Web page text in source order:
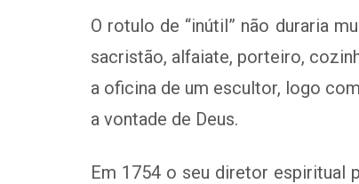
O rotulo de “inútil” não duraria
sacristão, alfaiate, porteiro,
a oficina de um escultor, logo
a vontade de Deus.
Em 1754 o seu diretor espiritual